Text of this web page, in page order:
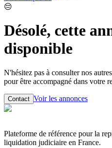
😔
Désolé, cette
disponible
N'hésitez pas à consulter nos
pour être accompagné dans votre
Contact Voir les annonces
Plateforme de référence pour la
liquidation judiciaire en France.